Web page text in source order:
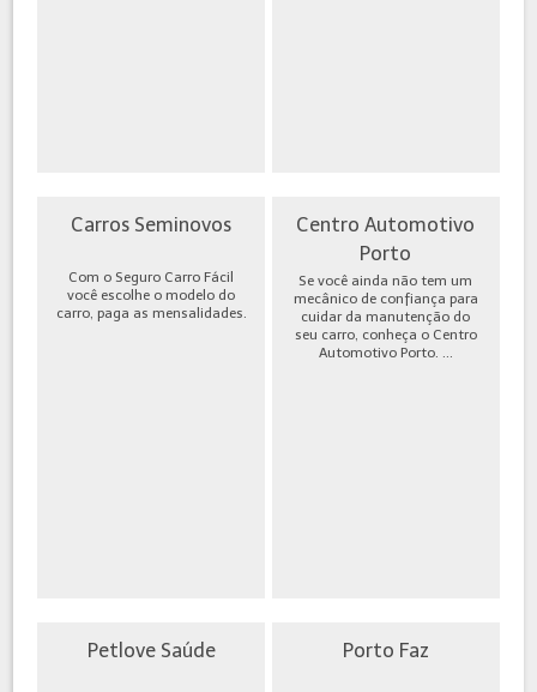
Carros Seminovos
Com o Seguro Carro Fácil
você escolhe o modelo do
carro, paga as mensalidades.
Centro Automotivo
Porto
Se você ainda não tem um
mecânico de confiança para
cuidar da manutenção do
seu carro, conheça o Centro
Automotivo Porto. ...
Petlove Saúde Porto Faz